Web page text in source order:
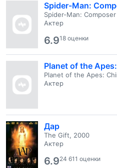
Spider-Man:
Spider-Man:
Актер
6.918 оценки
Planet of the
Planet of the Apes:
Актер
Дар
The Gift, 2000
Актер
6.924 611 оценки